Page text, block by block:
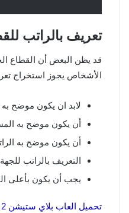
تعريف بالراتب
قد يظن البعض أن القطاع
الأشخاص يجوز استخراج
لابد ان يكون موضح به
أن يكون موضح به
أن يكون موضح به
التعريف بالراتب
يجب أن يكون بأعلى
تحميل العاب بلاي ستيشن 2 بصيغة iso جديدة 2023 مجانا